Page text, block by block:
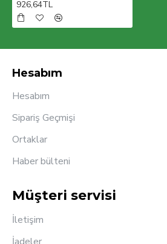
926,64TL
Hesabım
Hesabım
Sipariş Geçmişi
Ortaklar
Haber bülteni
Müşteri servisi
İletişim